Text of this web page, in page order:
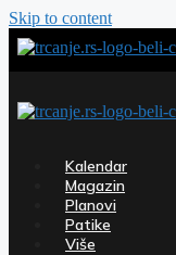
Skip to content
Kalendar
Magazin
Planovi
Patike
Više